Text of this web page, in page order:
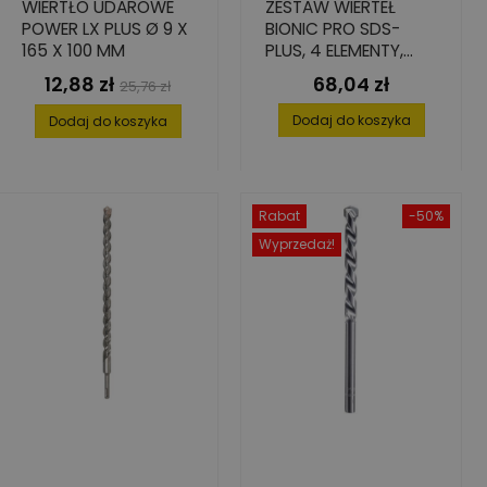
WIERTŁO UDAROWE
POWER LX PLUS Ø 9 X
165 X 100 MM
Cena
12,88 zł Cena
podstawowa
25,76 zł
Dodaj do koszyka
ZESTAW WIERTEŁ
BIONIC PRO SDS-
PLUS, 4 ELEMENTY,
ŚREDNICE 5-10 MM
Cena
68,04 zł
Dodaj do koszyka
-50%
Rabat
Wyprzedaż!